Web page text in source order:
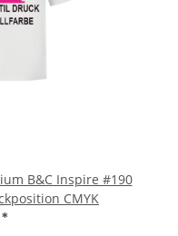
B&C Inspire #190
CMYK
*